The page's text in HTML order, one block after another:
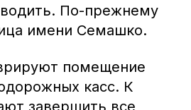
По-прежнему
имени Семашко.
помещение
касс. К
завершить все